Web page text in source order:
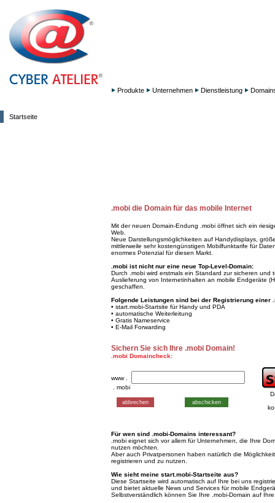
Startseite
Produkte Unternehmen Dienstleistung
.mobi die Domain für das mobile Internet
Mit der neuen Domain-Endung .mobi öffnet sich ein
Web.
Neue Darstellungsmöglichkeiten auf Handydisplays,
mittlerweile sehr kostengünstigen Mobilfunktarife für
enormes Potenzial für diesen Markt.
.mobi ist nicht nur eine neue Top-Level-Domain:
Durch .mobi wird erstmals ein Standard zur sicheren und
Auslieferung von Internetinhalten an mobile Endgeräte
geschaffen.
Folgende Leistungen sind bei der Registrierung einer
• start.mobi-Startsite für Handy und PDA
• automatische Weiterleitung
• Gratis Nameservice
• E-Mail Forwarding
Sichern Sie sich Ihre .mobi Domain!
.mobi Domaincheck:
www .
. mobi
Für wen sind .mobi-Domains interessant?
.mobi eignet sich vor allem für Unternehmen, die Ihre
nutzen möchten.
Aber auch Privatpersonen haben natürlich die
registrieren und zu nutzen.
Wie sieht meine start.mobi-Startseite aus?
Diese Startseite wird automatisch auf Ihre bei uns
und bietet aktuelle News und Services für mobile
Selbstverständlich können Sie Ihre .mobi-Domain auf